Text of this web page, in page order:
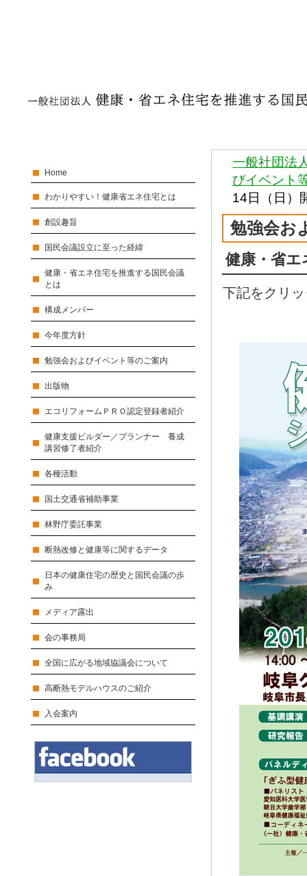
Home
わかりやすい！健康省エネ住宅とは
創設趣旨
国民会議設立に至った経緯
健康・省エネ住宅を推進する国民会議
とは
構成メンバー
今年度方針
勉強会およびイベント等のご案内
出版物
エコリフォームＰＲＯ認定登録者紹介
健康支援ビルダー／プランナー 養成
講習修了者紹介
各種活動
国土交通省補助事業
林野庁委託事業
断熱改修と健康等に関するデータ
日本の健康住宅の歴史と国民会議の歩
み
メディア露出
会の事務局
全国に広がる地域協議会について
高断熱モデルハウスのご紹介
入会案内
一般社団法
びイベント
14日（日）
勉強会お
健康・省
下記をクリ